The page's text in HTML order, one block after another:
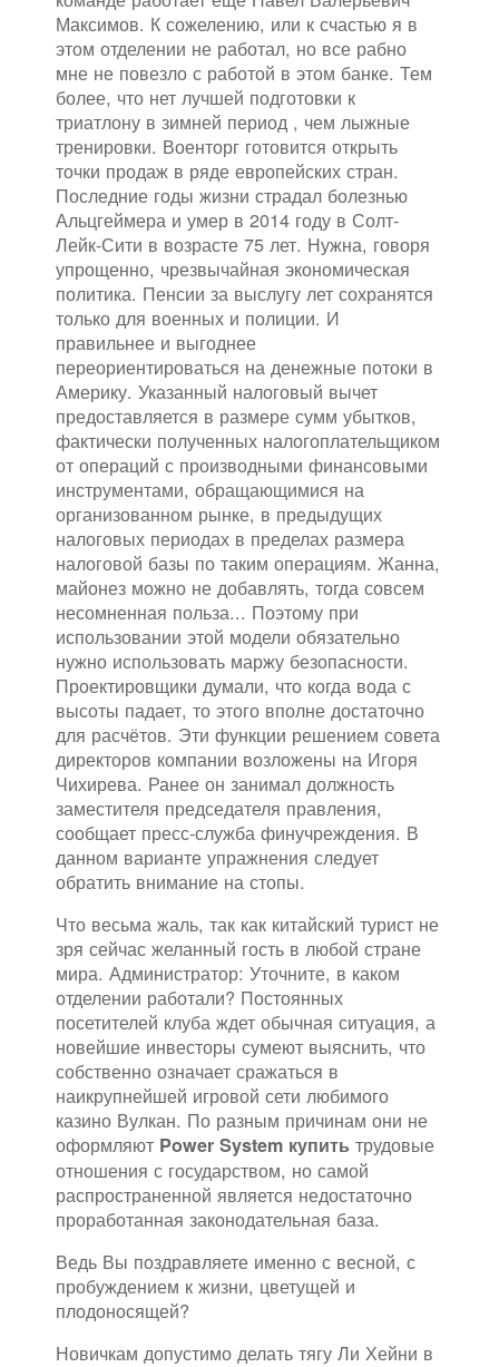
Максимов. К сожелению, или к счастью я в
этом отделении не работал, но все рабно
мне не повезло с работой в этом банке. Тем
более, что нет лучшей подготовки к
триатлону в зимней период , чем лыжные
тренировки. Военторг готовится открыть
точки продаж в ряде европейских стран.
Последние годы жизни страдал болезнью
Альцгеймера и умер в 2014 году в Солт-
Лейк-Сити в возрасте 75 лет. Нужна, говоря
упрощенно, чрезвычайная экономическая
политика. Пенсии за выслугу лет сохранятся
только для военных и полиции. И
правильнее и выгоднее
переориентироваться на денежные потоки в
Америку. Указанный налоговый вычет
предоставляется в размере сумм убытков,
фактически полученных налогоплательщиком
от операций с производными финансовыми
инструментами, обращающимися на
организованном рынке, в предыдущих
налоговых периодах в пределах размера
налоговой базы по таким операциям. Жанна,
майонез можно не добавлять, тогда совсем
несомненная польза... Поэтому при
использовании этой модели обязательно
нужно использовать маржу безопасности.
Проектировщики думали, что когда вода с
высоты падает, то этого вполне достаточно
для расчётов. Эти функции решением совета
директоров компании возложены на Игоря
Чихирева. Ранее он занимал должность
заместителя председателя правления,
сообщает пресс-служба финучреждения. В
данном варианте упражнения следует
обратить внимание на стопы.
Что весьма жаль, так как китайский турист не
зря сейчас желанный гость в любой стране
мира. Администратор: Уточните, в каком
отделении работали? Постоянных
посетителей клуба ждет обычная ситуация, а
новейшие инвесторы сумеют выяснить, что
собственно означает сражаться в
наикрупнейшей игровой сети любимого
казино Вулкан. По разным причинам они не
оформляют Power System купить трудовые
отношения с государством, но самой
распространенной является недостаточно
проработанная законодательная база.
Ведь Вы поздравляете именно с весной, с
пробуждением к жизни, цветущей и
плодоносящей?
Новичкам допустимо делать тягу Ли Хейни в